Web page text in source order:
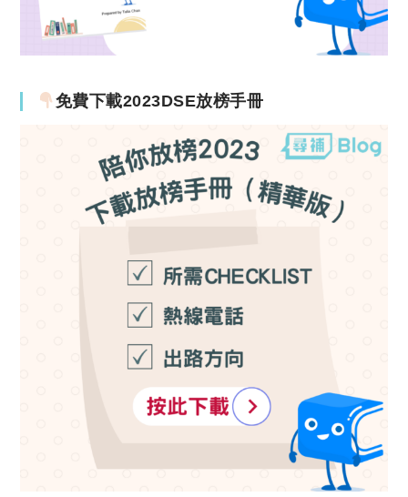
免費下載2023DSE放榜手冊